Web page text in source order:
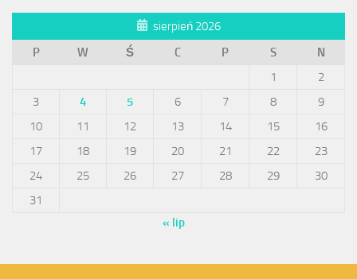
sierpień 2026
P
W Ś C P S
N
1
2
3
4 5 6 7 8
9
10
11 12 13 14 15
16
17
18 19 20 21 22
23
24
25 26 27 28 29
30
31
« lip